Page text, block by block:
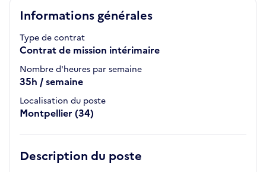
Informations générales
Type de contrat
Contrat de mission intérimaire
Nombre d'heures par semaine
35h / semaine
Localisation du poste
Montpellier (34)
Description du poste